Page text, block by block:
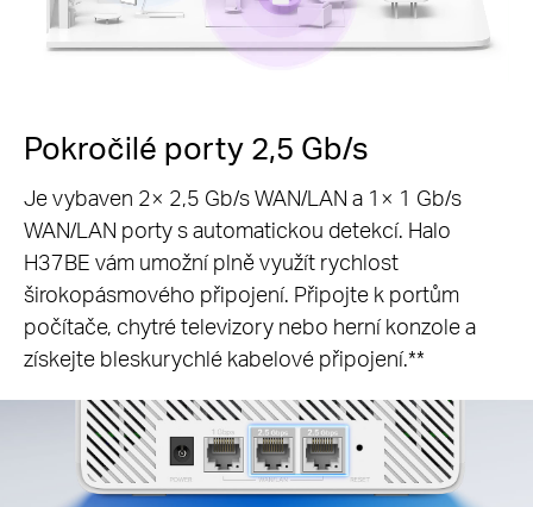
Pokročilé porty 2,5 Gb/s
Je vybaven 2× 2,5 Gb/s WAN/LAN a 1× 1 Gb/s
WAN/LAN porty s automatickou detekcí. Halo
H37BE vám umožní plně využít rychlost
širokopásmového připojení. Připojte k portům
počítače, chytré televizory nebo herní konzole a
získejte bleskurychlé kabelové připojení.**